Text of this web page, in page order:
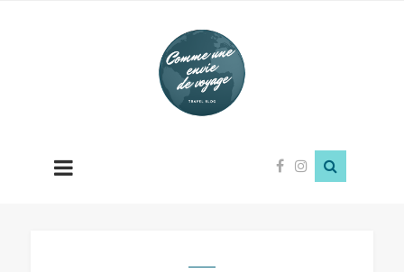
Comme
une
envie
de